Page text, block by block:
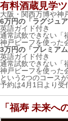
有料酒蔵見学
大阪・関西万博や神
6万円の「ラグジュ
英語ガイド付き
通常試飲できない「
神戸ビーフを使った
3万円の「プレミアム
英語ガイド付き
通常試飲できない「
神戸ビーフを使った
という2つのコース
予約は4月1日より受
「福寿 未来へ